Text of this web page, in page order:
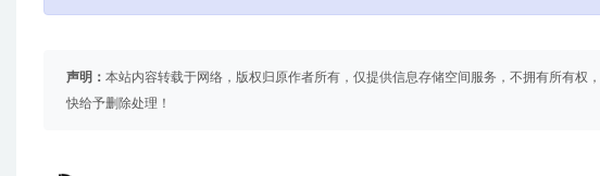
声明： 本站内容转载于网络，版权归原作者所有，仅提供信息存储空间服务，不拥有所有权
快给予删除处理！